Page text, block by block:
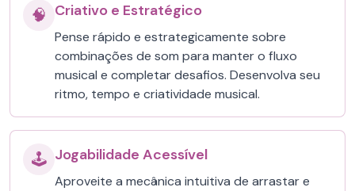
🧠 Criativo e Estratégico
Pense rápido e estrategicamente sobre
combinações de som para manter o fluxo
musical e completar desafios. Desenvolva seu
ritmo, tempo e criatividade musical.
🕹️ Jogabilidade Acessível
Aproveite a mecânica intuitiva de arrastar e